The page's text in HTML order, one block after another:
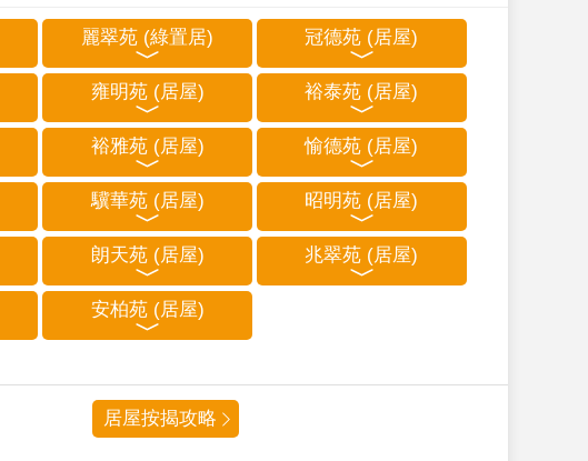
麗翠苑 (綠置居) 冠德苑 (居屋)
雍明苑 (居屋) 裕泰苑 (居屋)
裕雅苑 (居屋) 愉德苑 (居屋)
驥華苑 (居屋) 昭明苑 (居屋)
朗天苑 (居屋) 兆翠苑 (居屋)
安柏苑 (居屋)
居屋按揭攻略